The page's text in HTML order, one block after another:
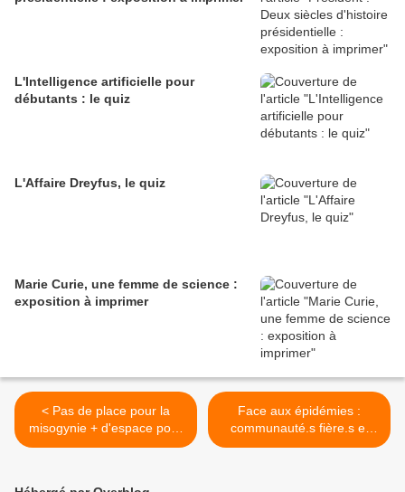
L'Intelligence artificielle pour
débutants : le quiz
L'Affaire Dreyfus, le quiz
Marie Curie, une femme de science :
exposition à imprimer
< Pas de place pour la
misogynie + d'espace pour
les minorités
Face aux épidémies :
communauté.s fière.s et
solidaire.s >